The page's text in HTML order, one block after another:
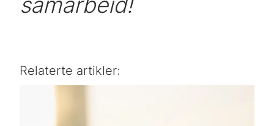
Relaterte artikler: